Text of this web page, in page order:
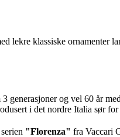
lekre klassiske ornamenter
generasjoner og vel 60 år
i det nordre Italia sør
"Florenza" fra Vaccari